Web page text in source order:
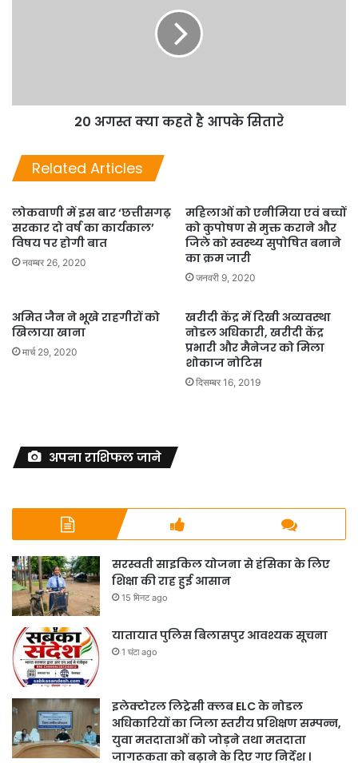
20 अगस्त क्या कहते है आपके सितारे
Related Articles
लोकवाणी में इस बार ‘छत्तीसगढ़
सरकार दो वर्ष का कार्यकाल’
विषय पर होगी बात
नवम्बर 26, 2020
महिलाओं को एनीमिया एवं बच्चों
को कुपोषण से मुक्त कराने और
जिले को स्वस्थ्य सुपोषित बनाने
का क्रम जारी
जनवरी 9, 2020
अमित जैन ने भूखे राहगीरों को
खिलाया खाना
मार्च 29, 2020
खरीदी केंद्र में दिखी अव्यवस्था
नोडल अधिकारी, खरीदी केंद्र
प्रभारी और मैनेजर को मिला
शोकाज नोटिस
दिसम्बर 16, 2019
अपना राशिफल जाने
सरस्वती साइकिल योजना से हंसिका के लिए
शिक्षा की राह हुई आसान
15 मिनट ago
यातायात पुलिस बिलासपुर आवश्यक सूचना
1 घंटा ago
इलेक्टोरल लिट्रेसी क्लब ELC के नोडल
अधिकारियों का जिला स्तरीय प्रशिक्षण सम्पन्न,
युवा मतदाताओं को जोड़ने तथा मतदाता
जागरूकता को बढ़ाने के दिए गए निर्देश ।